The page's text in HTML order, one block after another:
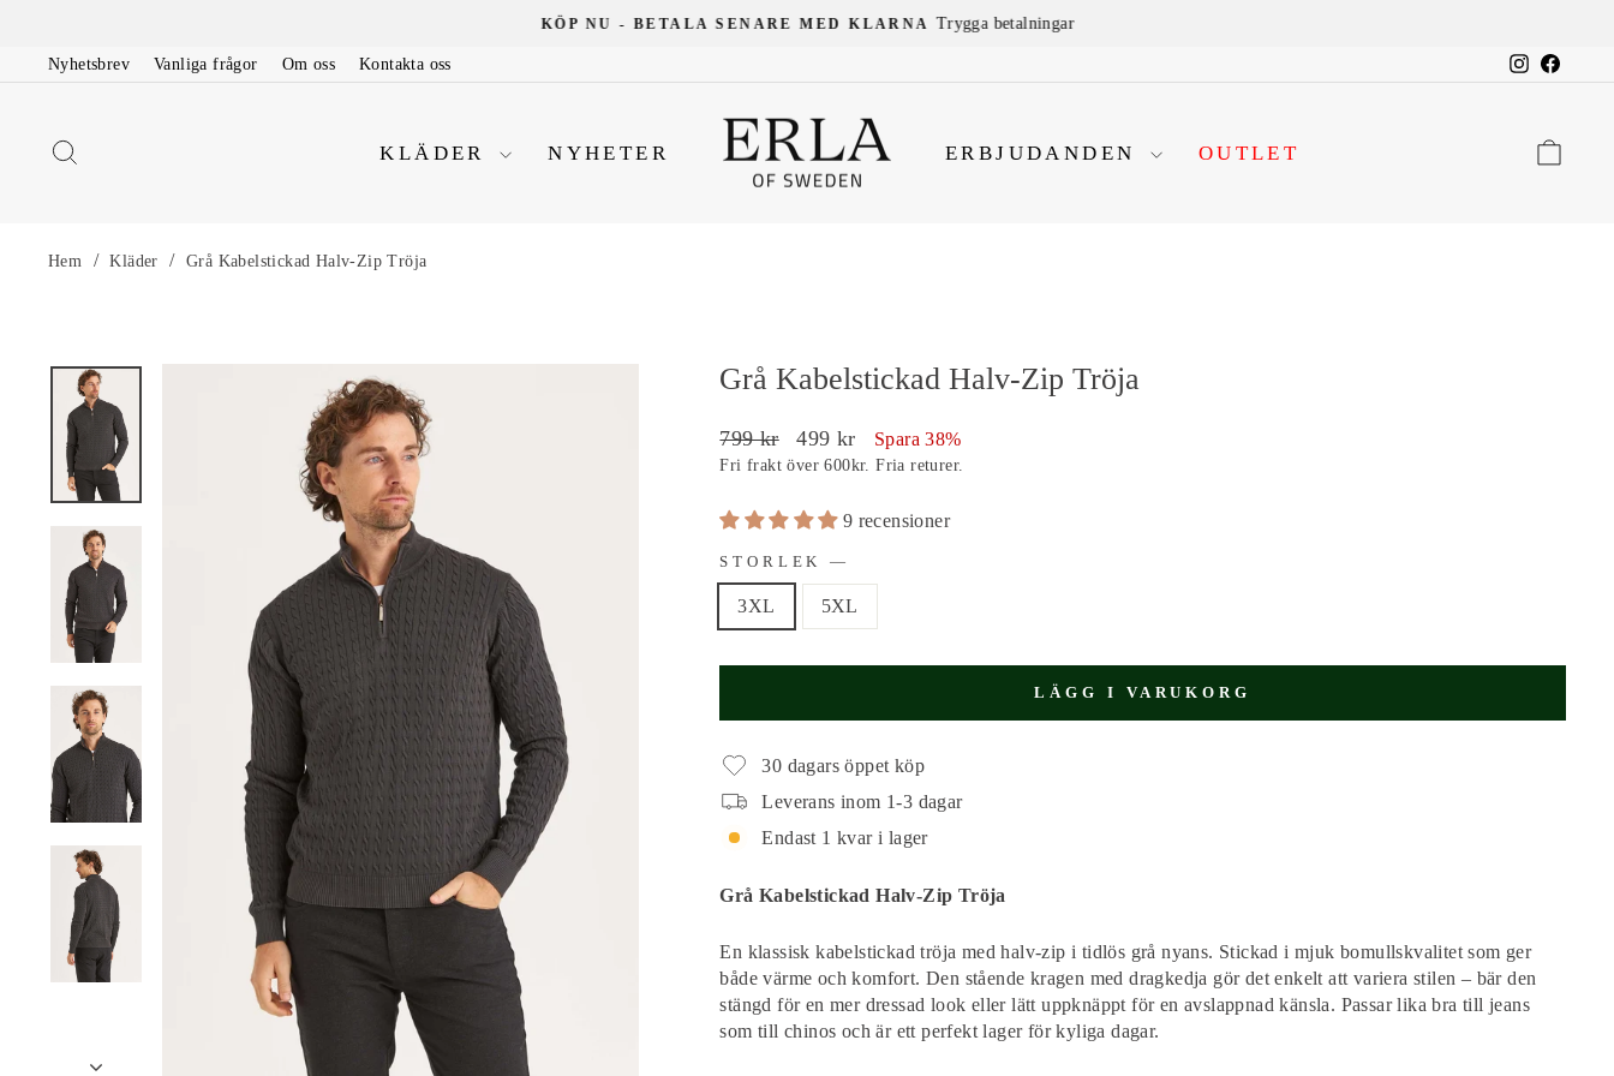
KÖP NU - BETALA SENARE MED KLARNA Trygga betalningar
Nyhetsbrev Vanliga frågor Om oss Kontakta oss Instagram
KLÄDER NYHETER ERBJUDANDEN OUTLET
Hem / Kläder / Grå Kabelstickad Halv-Zip Tröja
Grå Kabelstickad Halv-Zip Tröja
Ordinarie
pris
799 kr Försäljningspris
499 kr Spara 38%
Fri frakt över 600kr. Fria returer.
9 recensioner
STORLEK—
3XL 5XL
LÄGG I VARUKORG
30 dagars öppet köp
Leverans inom 1-3 dagar
Endast 1 kvar i lager
Grå Kabelstickad Halv-Zip Tröja
En klassisk kabelstickad tröja med halv-zip i tidlös grå nyans. Stickad i mjuk bomullskvalitet som ger
både värme och komfort. Den stående kragen med dragkedja gör det enkelt att variera stilen – bär den
stängd för en mer dressad look eller lätt uppknäppt för en avslappnad känsla. Passar lika bra till jeans
som till chinos och är ett perfekt lager för kyliga dagar.